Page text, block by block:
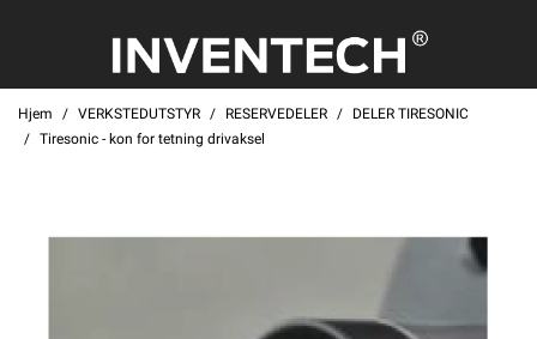
Hjem VERKSTEDUTSTYR RESERVEDELER
DELER TIRESONIC
Tiresonic - kon for tetning drivaksel